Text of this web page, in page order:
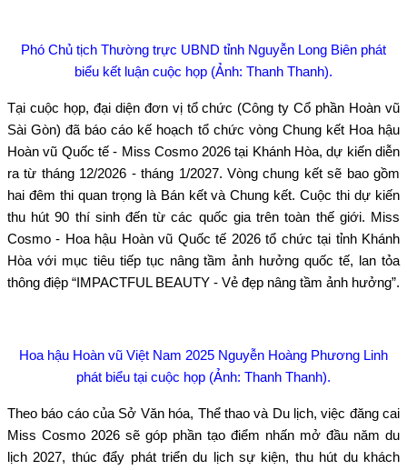
Phó Chủ tịch Thường trực UBND tỉnh Nguyễn Long Biên phát
biểu kết luận cuộc họp (Ảnh: Thanh Thanh).
Tại cuộc họp, đại diện đơn vị tổ chức (Công ty Cổ phần Hoàn vũ
Sài Gòn) đã báo cáo kế hoạch tổ chức vòng Chung kết Hoa hậu
Hoàn vũ Quốc tế - Miss Cosmo 2026 tại Khánh Hòa, dự kiến diễn
ra từ tháng 12/2026 - tháng 1/2027. Vòng chung kết sẽ bao gồm
hai đêm thi quan trọng là Bán kết và Chung kết. Cuộc thi dự kiến
thu hút 90 thí sinh đến từ các quốc gia trên toàn thế giới. Miss
Cosmo - Hoa hậu Hoàn vũ Quốc tế 2026 tổ chức tại tỉnh Khánh
Hòa với mục tiêu tiếp tục nâng tầm ảnh hưởng quốc tế, lan tỏa
thông điệp “IMPACTFUL BEAUTY - Vẻ đẹp nâng tầm ảnh hưởng”.
Hoa hậu Hoàn vũ Việt Nam 2025 Nguyễn Hoàng Phương Linh
phát biểu tại cuộc họp (Ảnh: Thanh Thanh).
Theo báo cáo của Sở Văn hóa, Thể thao và Du lịch, việc đăng cai
Miss Cosmo 2026 sẽ góp phần tạo điểm nhấn mở đầu năm du
lịch 2027, thúc đẩy phát triển du lịch sự kiện, thu hút du khách